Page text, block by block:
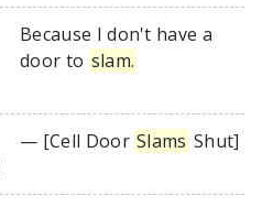
Because I don't have a
door to slam.
— [Cell Door Slams Shut]